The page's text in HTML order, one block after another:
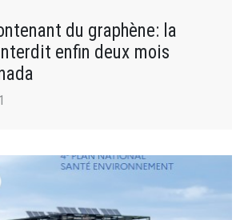
du graphène: la
enfin deux mois